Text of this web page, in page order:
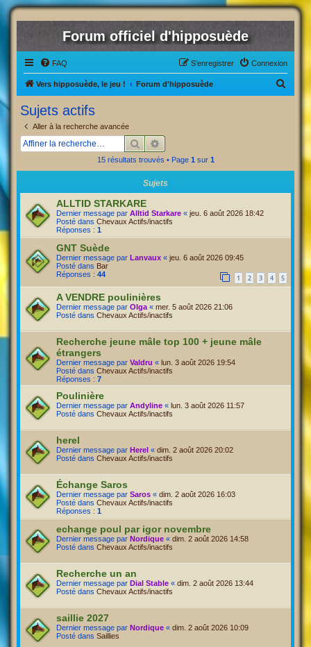
Forum officiel d'hipposuède
FAQ Connexion
S’enregistrer
Vers hipposuède, le jeu ! Forum d'hipposuède
Sujets actifs
Aller à la recherche avancée
Rechercher
15 résultats trouvés • Page 1 sur 1
Sujets
ALLTID STARKARE
Dernier message par Alltid Starkare « jeu. 6 août 2026 18:42
Posté dans Chevaux Actifs/inactifs
Réponses : 1
GNT Suède
Dernier message par Lanvaux « jeu. 6 août 2026 09:45
Posté dans Bar
Réponses : 44 1 2 3 4 5
A VENDRE poulinières
Dernier message par Olga « mer. 5 août 2026 21:06
Posté dans Chevaux Actifs/inactifs
Recherche jeune mâle top 100 + jeune mâle
étrangers
Dernier message par Valdru « lun. 3 août 2026 19:54
Posté dans Chevaux Actifs/inactifs
Réponses : 7
Poulinière
Dernier message par Andyline « lun. 3 août 2026 11:57
Posté dans Chevaux Actifs/inactifs
herel
Dernier message par Herel « dim. 2 août 2026 20:02
Posté dans Chevaux Actifs/inactifs
Échange Saros
Dernier message par Saros « dim. 2 août 2026 16:03
Posté dans Chevaux Actifs/inactifs
Réponses : 1
echange poul par igor novembre
Dernier message par Nordique « dim. 2 août 2026 14:58
Posté dans Chevaux Actifs/inactifs
Recherche un an
Dernier message par Dial Stable « dim. 2 août 2026 13:44
Posté dans Chevaux Actifs/inactifs
saillie 2027
Dernier message par Nordique « dim. 2 août 2026 10:09
Posté dans Saillies